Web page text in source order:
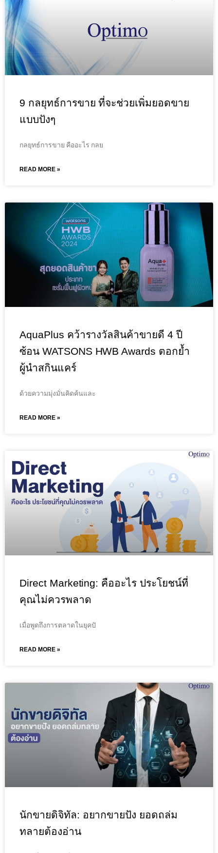
9 กลยุทธ์การขาย ที่จะช่วยเพิ่มยอดขาย
แบบปังๆ
กลยุทธ์การขาย คืออะไร กลย
READ MORE »
AquaPlus คว้ารางวัลสินค้าขายดี 4 ปี
ซ้อน WATSONS HWB Awards ตอกย้ำ
ผู้นำสกินแคร์
ด้วยความมุ่งมั่นคิดค้นและ
READ MORE »
Direct Marketing: คืออะไร ประโยชน์ที่
คุณไม่ควรพลาด
เมื่อพูดถึงการตลาดในยุคปั
READ MORE »
นักขายดิจิทัล: อยากขายปัง ยอดถล่ม
ทลายต้องอ่าน